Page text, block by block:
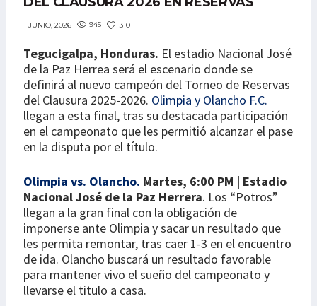
1 JUNIO, 2026 945 310
Tegucigalpa, Honduras. El estadio Nacional José
de la Paz Herrea será el escenario donde se
definirá al nuevo campeón del Torneo de Reservas
del Clausura 2025-2026. Olimpia y Olancho F.C.
llegan a esta final, tras su destacada participación
en el campeonato que les permitió alcanzar el pase
en la disputa por el título.
Olimpia vs. Olancho. Martes, 6:00 PM | Estadio
Nacional José de la Paz Herrera. Los “Potros”
llegan a la gran final con la obligación de
imponerse ante Olimpia y sacar un resultado que
les permita remontar, tras caer 1-3 en el encuentro
de ida. Olancho buscará un resultado favorable
para mantener vivo el sueño del campeonato y
llevarse el titulo a casa.